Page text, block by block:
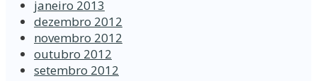
janeiro 2013
dezembro 2012
novembro 2012
outubro 2012
setembro 2012